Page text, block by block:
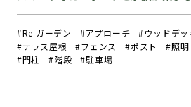
Re ガーデン アプローチ ウッドデッ
テラス屋根
フェンス ポスト 照明
門柱
階段 駐車場